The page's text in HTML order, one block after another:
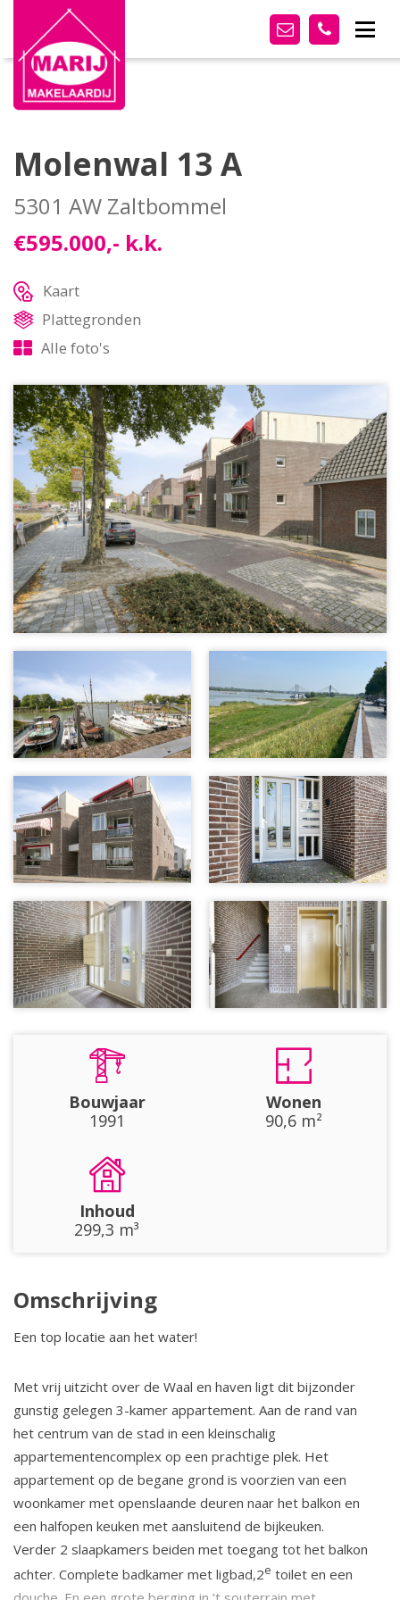
Molenwal 13 A
5301 AW Zaltbommel
€595.000,- k.k.
Kaart
Plattegronden
Alle foto's
Bouwjaar
1991
Wonen
90,6 m²
Inhoud
299,3 m³
Omschrijving
Een top locatie aan het water!
Met vrij uitzicht over de Waal en haven ligt dit bijzonder
gunstig gelegen 3-kamer appartement. Aan de rand van
het centrum van de stad in een kleinschalig
appartementencomplex op een prachtige plek. Het
appartement op de begane grond is voorzien van een
woonkamer met openslaande deuren naar het balkon en
een halfopen keuken met aansluitend de bijkeuken.
Verder 2 slaapkamers beiden met toegang tot het balkon
achter. Complete badkamer met ligbad,2e toilet en een